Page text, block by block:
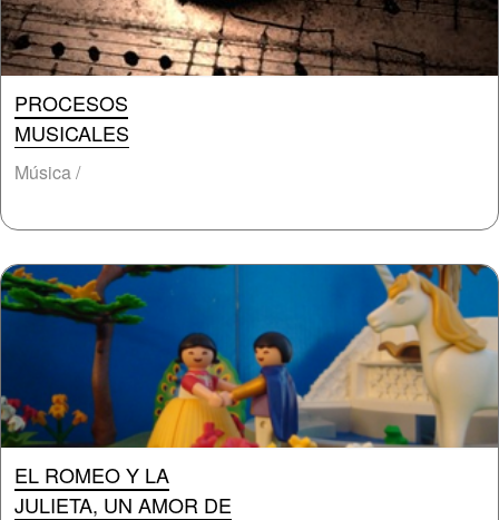
PROCESOS
MUSICALES
Música /
EL ROMEO Y LA
JULIETA, UN AMOR DE